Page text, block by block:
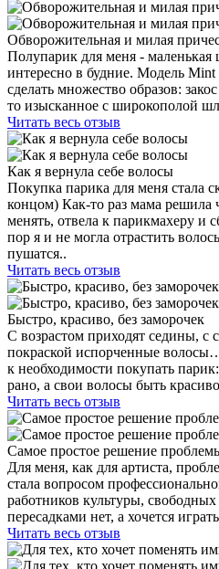
Обворожительная и милая
Полупарик для меня - маленькая
интересно в будние. Модель
сделать множество образов:
то изысканное с широкополой
Читать весь отзыв
Как я вернула себе волосы
Покупка парика для меня стала
концом) Как-то раз мама решила
менять, отвела к парикмахеру и
пор я и не могла отрастить
пушатся..
Читать весь отзыв
Быстро, красиво, без заморочек
С возрастом приходят седины, с
покраской испорченные
к необходимости покупать
рано, а свои волосы быть
Читать весь отзыв
Самое простое решение
Для меня, как для артиста,
стала вопросом
работников культуры,
пересадками нет, а хочется
Читать весь отзыв